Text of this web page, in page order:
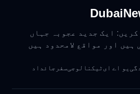
ایک جدید عجوبہ جہاں
ہیں اور مواقع لامحدود ہیں
یو اے ایٹیکنالوجیسفر جائداد